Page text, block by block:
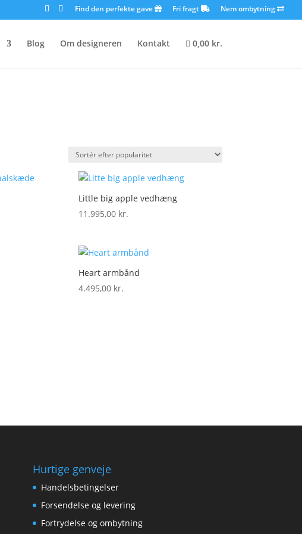
Find den perfekte gave Fri fragt Nem ombytning
Blog Om designeren Kontakt 0,00 kr.
Little big apple vedhæng
11.995,00 kr.
Heart armbånd
4.495,00 kr.
Hurtige genveje
Handelsbetingelser
Forsendelse og levering
Fortrydelse og ombytning